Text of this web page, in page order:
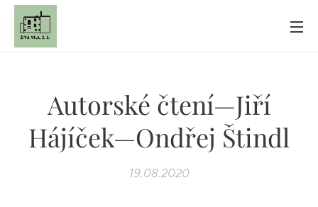
Autorské čtení—Jiří
Hájíček—Ondřej Štindl
19.08.2020